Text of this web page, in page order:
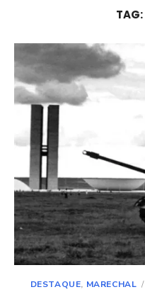
TAG:
DESTAQUE, MARECHAL